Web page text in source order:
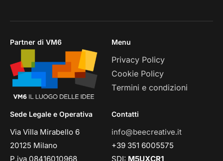
Partner di VM6 Menu
Privacy Policy
Cookie Policy
Termini e condizioni
Sede Legale e Operativa
Via Villa Mirabello 6
20125 Milano
P.iva 08416010968
Contatti
info@beecreative.it
+39 351 6005575
SDI: M5UXCR1